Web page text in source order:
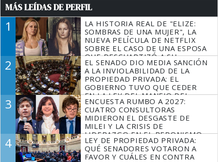
MÁS LEÍDAS DE PERFIL
1
LA HISTORIA REAL DE "ELIZE:
SOMBRAS DE UNA MUJER", LA
NUEVA PELÍCULA DE NETFLIX
SOBRE EL CASO DE UNA ESPOSA
QUE DESCUARTIZÓ A SU
MARIDO
2
EL SENADO DIO MEDIA SANCIÓN
A LA INVIOLABILIDAD DE LA
PROPIEDAD PRIVADA: EL
GOBIERNO TUVO QUE CEDER
EN LA LEY DEL MANEJO DEL
FUEGO
3
ENCUESTA RUMBO A 2027:
CUATRO CONSULTORAS
MIDIERON EL DESGASTE DE
MILEI Y LA CRISIS DE
LIDERAZGO EN EL PERONISMO
4
LEY DE PROPIEDAD PRIVADA:
QUÉ SENADORES VOTARON A
FAVOR Y CUÁLES EN CONTRA